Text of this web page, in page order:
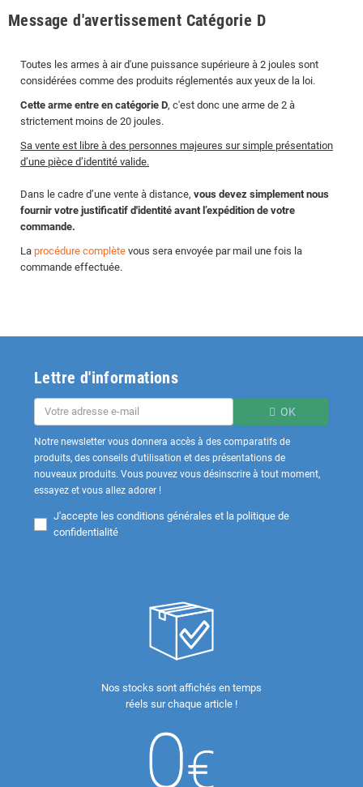
Message d'avertissement Catégorie D
Toutes les armes à air d'une puissance supérieure à 2 joules sont
considérées comme des produits réglementés aux yeux de la loi.
Cette arme entre en catégorie D, c'est donc une arme de 2 à
strictement moins de 20 joules.
Sa vente est libre à des personnes majeures sur simple présentation
d’une pièce d’identité valide.
Dans le cadre d’une vente à distance, vous devez simplement nous
fournir votre justificatif d'identité avant l’expédition de votre
commande.
La procédure complète vous sera envoyée par mail une fois la
commande effectuée.
Lettre d'informations
OK
Notre newsletter vous donnera accès à des comparatifs de
produits, des conseils d'utilisation et des présentations de
nouveaux produits. Vous pouvez vous désinscrire à tout moment,
essayez et vous allez adorer !
J'accepte les conditions générales et la politique de
confidentialité
Nos stocks sont affichés en temps
réels sur chaque article !